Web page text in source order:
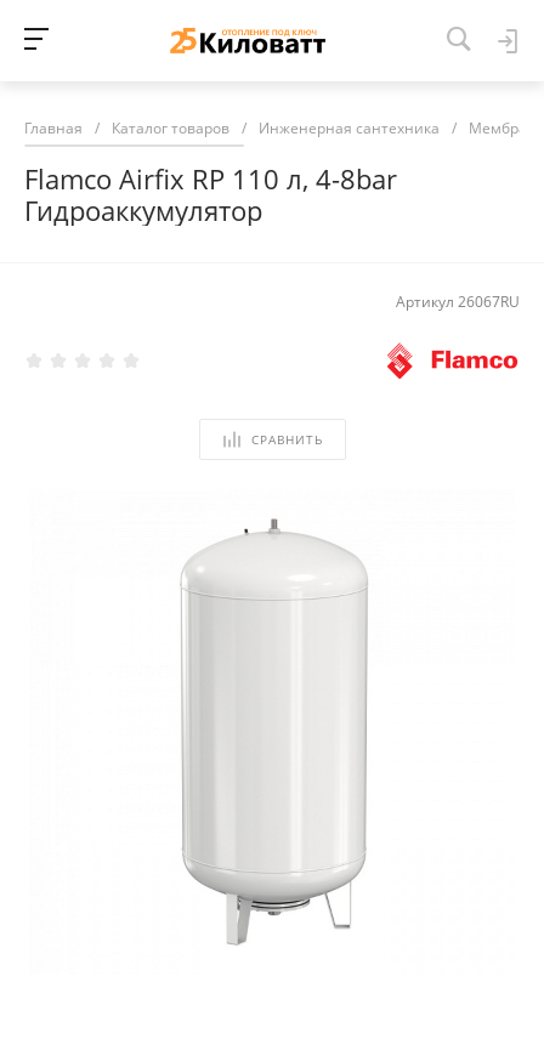
Главная / Каталог товаров / Инженерная сантехника /
Flamco Airfix RP 110 л, 4-8bar
Гидроаккумулятор
Артикул 26067RU
СРАВНИТЬ